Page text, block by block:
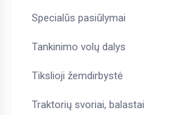
Specialūs pasiūlymai
Tankinimo volų dalys
Tikslioji žemdirbystė
Traktorių svoriai, balastai